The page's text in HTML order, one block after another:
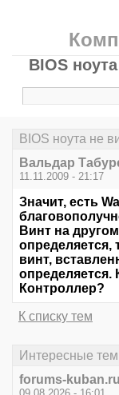
BIOS
BIOS ноута не
Вальдар
11.11.2009 - 21:17
Значит, есть
Винт на
определяется,
винт,
Контроллер?
К списку тем
Интересные
forums-kuban.ru